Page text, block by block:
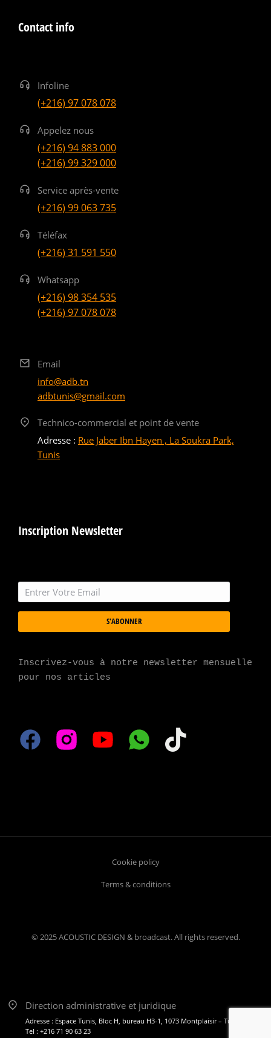
Contact info
Infoline
(+216) 97 078 078
Appelez nous
(+216) 94 883 000
(+216) 99 329 000
Service après-vente
(+216) 99 063 735
Téléfax
(+216) 31 591 550
Whatsapp
(+216) 98 354 535
(+216) 97 078 078
Email
info@adb.tn
adbtunis@gmail.com
Technico-commercial et point de vente
Adresse : Rue Jaber Ibn Hayen , La Soukra Park,
Tunis
Inscription Newsletter
S'ABONNER
Inscrivez-vous à notre newsletter mensuelle
pour nos articles
© 2025 ACOUSTIC DESIGN & broadcast. All rights reserved.
Cookie policy
Terms & conditions
Direction administrative et juridique
Adresse : Espace Tunis, Bloc H, bureau H3-1, 1073 Montplaisir – Tunis
Tel : +216 71 90 63 23